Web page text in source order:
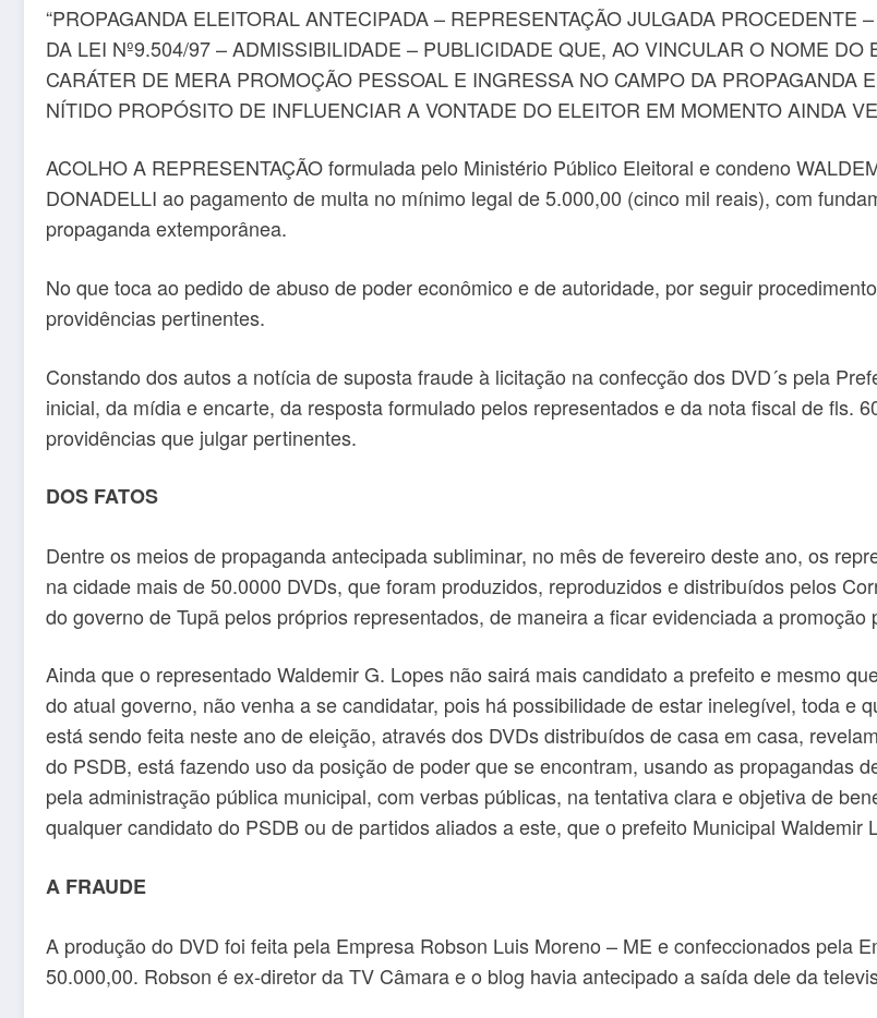
“PROPAGANDA ELEITORAL ANTECIPADA – REPRESENTAÇÃO JULGADA PROCEDENTE
DA LEI Nº9.504/97 – ADMISSIBILIDADE – PUBLICIDADE QUE, AO VINCULAR O NOME
CARÁTER DE MERA PROMOÇÃO PESSOAL E INGRESSA NO CAMPO DA PROPAGANDA
NÍTIDO PROPÓSITO DE INFLUENCIAR A VONTADE DO ELEITOR EM MOMENTO AINDA
ACOLHO A REPRESENTAÇÃO formulada pelo Ministério Público Eleitoral e condeno
DONADELLI ao pagamento de multa no mínimo legal de 5.000,00 (cinco mil reais), com
propaganda extemporânea.
No que toca ao pedido de abuso de poder econômico e de autoridade, por seguir
providências pertinentes.
Constando dos autos a notícia de suposta fraude à licitação na confecção dos DVD´s pela
inicial, da mídia e encarte, da resposta formulado pelos representados e da nota fiscal de fls.
providências que julgar pertinentes.
DOS FATOS
Dentre os meios de propaganda antecipada subliminar, no mês de fevereiro deste ano, os
na cidade mais de 50.0000 DVDs, que foram produzidos, reproduzidos e distribuídos pelos
do governo de Tupã pelos próprios representados, de maneira a ficar evidenciada a promoção
Ainda que o representado Waldemir G. Lopes não sairá mais candidato a prefeito e mesmo
do atual governo, não venha a se candidatar, pois há possibilidade de estar inelegível, toda e
está sendo feita neste ano de eleição, através dos DVDs distribuídos de casa em casa,
do PSDB, está fazendo uso da posição de poder que se encontram, usando as propagandas
pela administração pública municipal, com verbas públicas, na tentativa clara e objetiva de
qualquer candidato do PSDB ou de partidos aliados a este, que o prefeito Municipal Waldemir
A FRAUDE
A produção do DVD foi feita pela Empresa Robson Luis Moreno – ME e confeccionados pela
50.000,00. Robson é ex-diretor da TV Câmara e o blog havia antecipado a saída dele da